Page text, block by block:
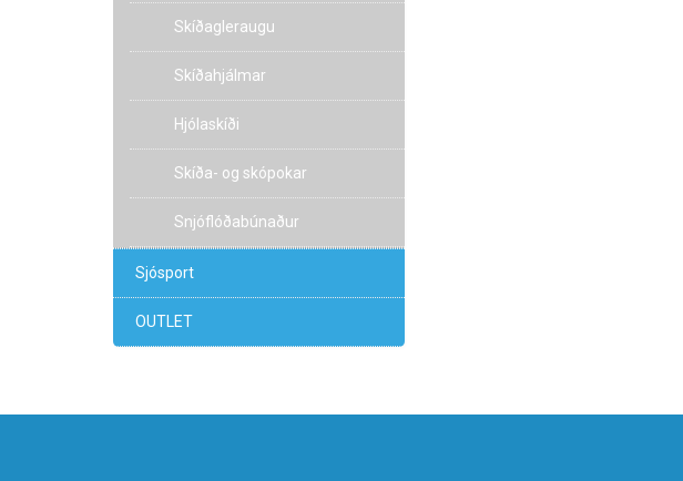
Skíðagleraugu
Skíðahjálmar
Hjólaskíði
Skíða- og skópokar
Snjóflóðabúnaður
Sjósport
OUTLET